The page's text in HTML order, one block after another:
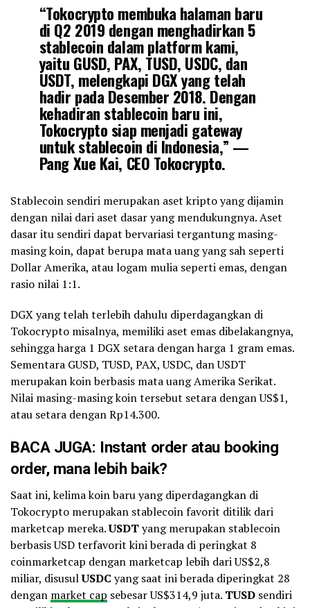
“Tokocrypto membuka halaman baru
di Q2 2019 dengan menghadirkan 5
stablecoin dalam platform kami,
yaitu GUSD, PAX, TUSD, USDC, dan
USDT, melengkapi DGX yang telah
hadir pada Desember 2018. Dengan
kehadiran stablecoin baru ini,
Tokocrypto siap menjadi gateway
untuk stablecoin di Indonesia,” —
Pang Xue Kai, CEO Tokocrypto.
Stablecoin sendiri merupakan aset kripto yang dijamin
dengan nilai dari aset dasar yang mendukungnya. Aset
dasar itu sendiri dapat bervariasi tergantung masing-
masing koin, dapat berupa mata uang yang sah seperti
Dollar Amerika, atau logam mulia seperti emas, dengan
rasio nilai 1:1.
DGX yang telah terlebih dahulu diperdagangkan di
Tokocrypto misalnya, memiliki aset emas dibelakangnya,
sehingga harga 1 DGX setara dengan harga 1 gram emas.
Sementara GUSD, TUSD, PAX, USDC, dan USDT
merupakan koin berbasis mata uang Amerika Serikat.
Nilai masing-masing koin tersebut setara dengan US$1,
atau setara dengan Rp14.300.
BACA JUGA: Instant order atau booking
order, mana lebih baik?
Saat ini, kelima koin baru yang diperdagangkan di
Tokocrypto merupakan stablecoin favorit ditilik dari
marketcap mereka.USDTyang merupakan stablecoin
berbasis USD terfavorit kini berada di peringkat 8
coinmarketcap dengan marketcap lebih dari US$2,8
miliar, disusulUSDC yang saat ini berada diperingkat 28
dengan market cap sebesar US$314,9 juta. TUSD sendiri